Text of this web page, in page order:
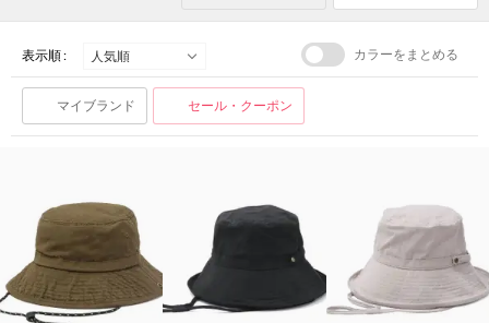
表示順 : カラーをまとめる
マイブランド セール・クーポン